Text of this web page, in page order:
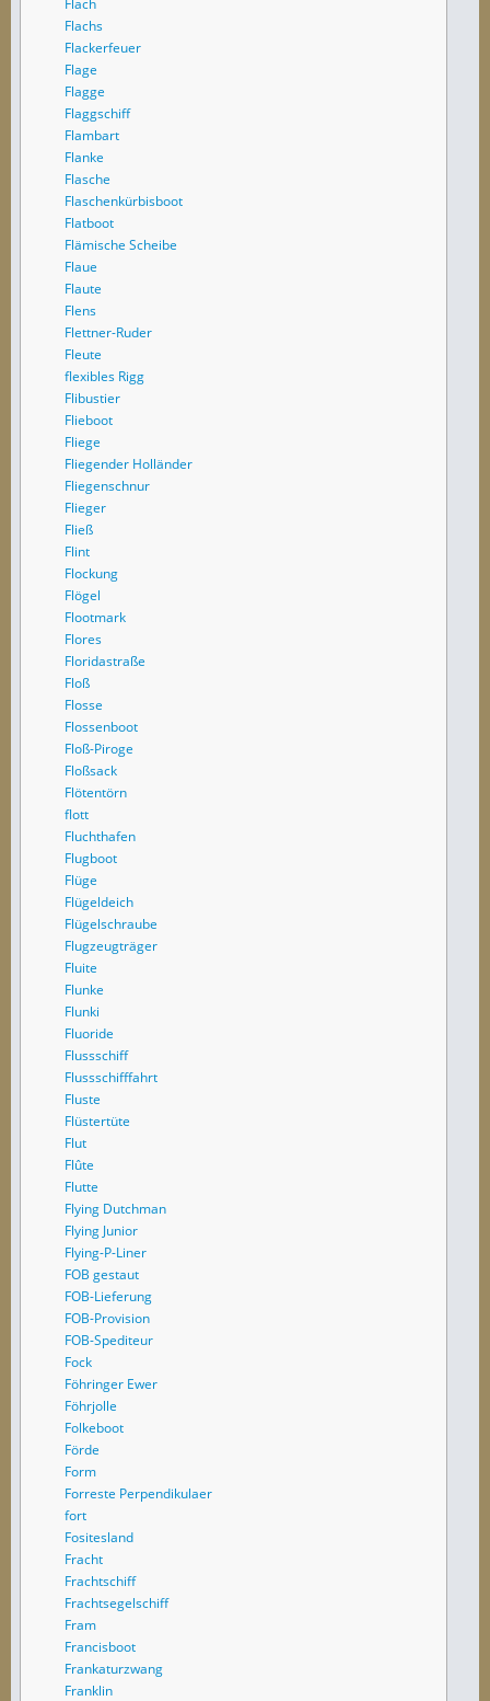
Flachs
Flackerfeuer
Flage
Flagge
Flaggschiff
Flambart
Flanke
Flasche
Flaschenkürbisboot
Flatboot
Flämische Scheibe
Flaue
Flaute
Flens
Flettner-Ruder
Fleute
flexibles Rigg
Flibustier
Flieboot
Fliege
Fliegender Holländer
Fliegenschnur
Flieger
Fließ
Flint
Flockung
Flögel
Flootmark
Flores
Floridastraße
Floß
Flosse
Flossenboot
Floß-Piroge
Floßsack
Flötentörn
flott
Fluchthafen
Flugboot
Flüge
Flügeldeich
Flügelschraube
Flugzeugträger
Fluite
Flunke
Flunki
Fluoride
Flussschiff
Flussschifffahrt
Fluste
Flüstertüte
Flut
Flûte
Flutte
Flying Dutchman
Flying Junior
Flying-P-Liner
FOB gestaut
FOB-Lieferung
FOB-Provision
FOB-Spediteur
Fock
Föhringer Ewer
Föhrjolle
Folkeboot
Förde
Form
Forreste Perpendikulaer
fort
Fositesland
Fracht
Frachtschiff
Frachtsegelschiff
Fram
Francisboot
Frankaturzwang
Franklin